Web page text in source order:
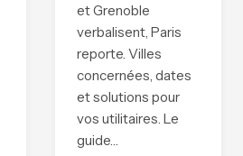
et Grenoble
verbalisent, Paris
reporte. Villes
concernées, dates
et solutions pour
vos utilitaires. Le
guide…